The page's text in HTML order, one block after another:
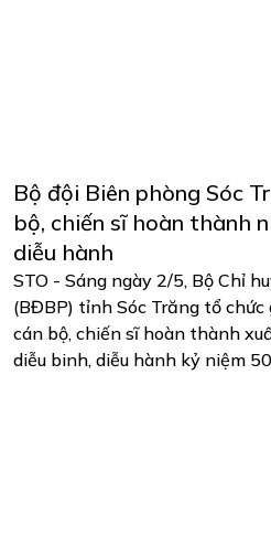
Bộ đội Biên phòng Sóc
bộ, chiến sĩ hoàn thành
diễu hành
STO - Sáng ngày 2/5, Bộ Chỉ
(BĐBP) tỉnh Sóc Trăng tổ chức
cán bộ, chiến sĩ hoàn thành
diễu binh, diễu hành kỷ niệm